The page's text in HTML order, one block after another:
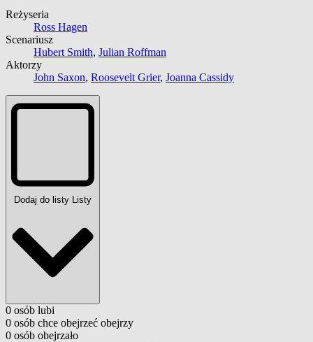
Reżyseria
Ross Hagen
Scenariusz
Hubert Smith, Julian Roffman
Aktorzy
John Saxon, Roosevelt Grier, Joanna Cassidy
Dodaj do listy Listy
0 osób lubi
0 osób chce obejrzeć obejrzy
0 osób obejrzało